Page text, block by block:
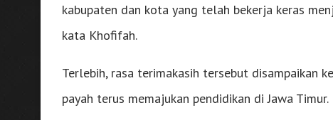
kabupaten dan kota yang telah bekerja keras
kata Khofifah.
Terlebih, rasa terimakasih tersebut disampaikan
payah terus memajukan pendidikan di Jawa Timur.